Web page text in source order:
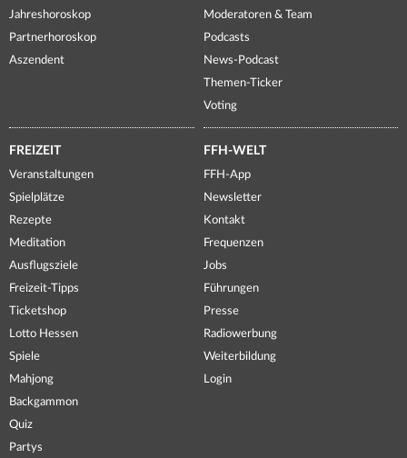
Jahreshoroskop
Partnerhoroskop
Aszendent
Moderatoren & Team
Podcasts
News-Podcast
Themen-Ticker
Voting
FREIZEIT
Veranstaltungen
Spielplätze
Rezepte
Meditation
Ausflugsziele
Freizeit-Tipps
Ticketshop
Lotto Hessen
Spiele
Mahjong
Backgammon
Quiz
Partys
FFH-WELT
FFH-App
Newsletter
Kontakt
Frequenzen
Jobs
Führungen
Presse
Radiowerbung
Weiterbildung
Login